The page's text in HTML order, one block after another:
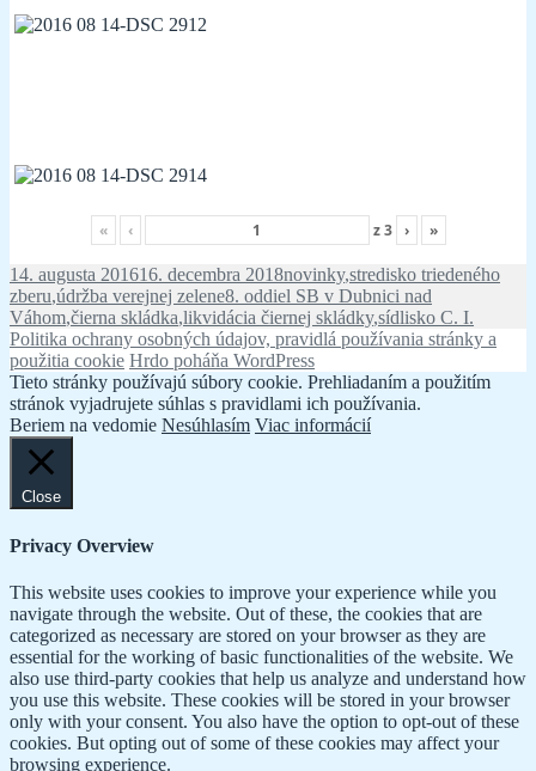
« ‹ z3 › »
Publikované
14. augusta 201616. decembra 2018Kategórie
novinky,stredisko triedeného
zberu,údržba verejnej zeleneZnačky
8. oddiel SB v Dubnici nad
Váhom,čierna skládka,likvidácia čiernej skládky,sídlisko C. I.
Politika ochrany osobných údajov, pravidlá používania stránky a
použitia cookie Hrdo poháňa WordPress
Tieto stránky používajú súbory cookie. Prehliadaním a použitím
stránok vyjadrujete súhlas s pravidlami ich používania.
Beriem na vedomie Nesúhlasím Viac informácií
Close
Privacy Overview
This website uses cookies to improve your experience while you
navigate through the website. Out of these, the cookies that are
categorized as necessary are stored on your browser as they are
essential for the working of basic functionalities of the website. We
also use third-party cookies that help us analyze and understand how
you use this website. These cookies will be stored in your browser
only with your consent. You also have the option to opt-out of these
cookies. But opting out of some of these cookies may affect your
browsing experience.